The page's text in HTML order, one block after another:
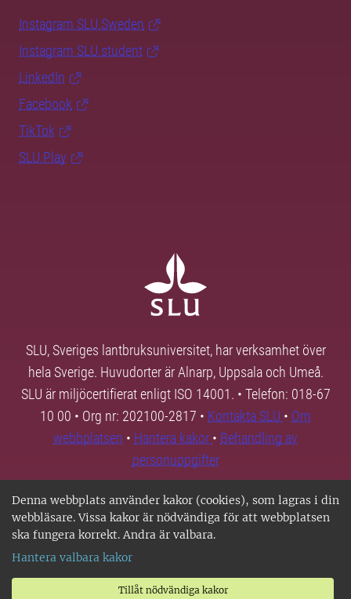
Denna webbplats använder kakor (cookies), som lagras i din
webbläsare. Vissa kakor är nödvändiga för att webbplatsen
ska fungera korrekt. Andra är valbara.
Hantera valbara kakor
Tillåt nödvändiga kakor
Instagram SLU.Sweden
Instagram SLU.student
LinkedIn
Facebook
TikTok
SLU Play
SLU, Sveriges lantbruksuniversitet, har verksamhet över
hela Sverige. Huvudorter är Alnarp, Uppsala och Umeå.
SLU är miljöcertifierat enligt ISO 14001. • Telefon: 018-67
10 00 • Org nr: 202100-2817 • Kontakta SLU • Om
webbplatsen • Hantera kakor • Behandling av
personuppgifter